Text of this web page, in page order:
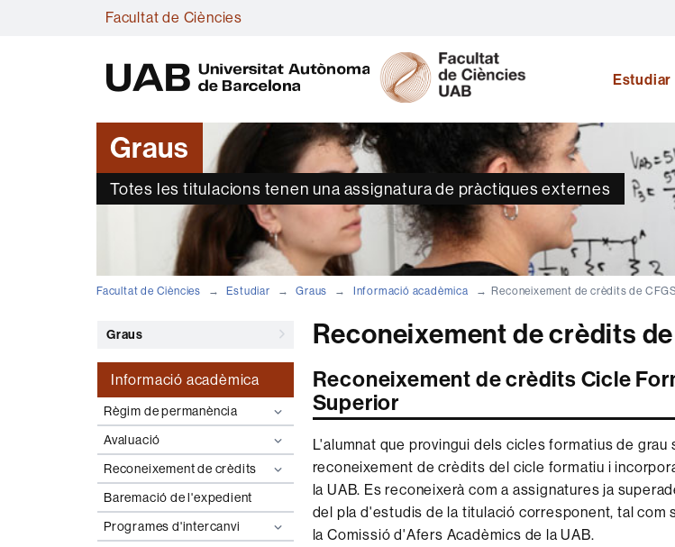
Facultat de Ciències
B
Estudiar
Graus
Totes les titulacions tenen una assignatura de pràctiques externes
Facultat de Ciències Estudiar Graus Informació acadèmica Reconeixement de crèdits de CFGS
Graus
Informació acadèmica
Règim de permanència
Avaluació
Reconeixement de crèdits
Baremació de l'expedient
Programes d'intercanvi
Reconeixement de crèdits
Reconeixement de crèdits Cicle
Superior
L'alumnat que provingui dels cicles formatius de grau
reconeixement de crèdits del cicle formatiu i
la UAB. Es reconeixerà com a assignatures ja
del pla d'estudis de la titulació corresponent, tal com
la Comissió d'Afers Acadèmics de la UAB.